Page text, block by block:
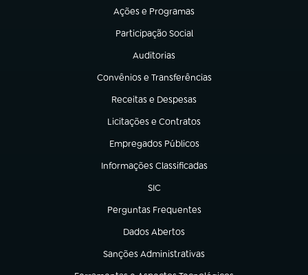
Ações e Programas
(abre em nova aba)
Participação Social
(abre em nova aba)
Auditorias
(abre em nova aba)
Convênios e Transferências
(abre em nova aba)
Receitas e Despesas
(abre em nova aba)
Licitações e Contratos
(abre em nova aba)
Empregados Públicos
(abre em nova aba)
Informações Classificadas
(abre em nova aba)
SIC
(abre em nova aba)
Perguntas Frequentes
(abre em nova aba)
Dados Abertos
(abre em nova aba)
Sanções Administrativas
(abre em nova aba)